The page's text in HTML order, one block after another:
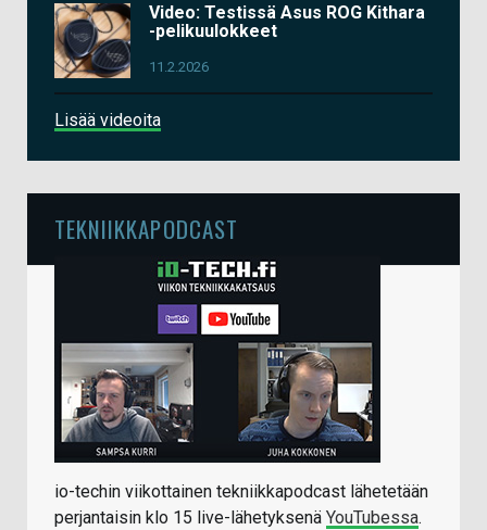
Video: Testissä Asus ROG Kithara
-pelikuulokkeet
11.2.2026
Lisää videoita
TEKNIIKKAPODCAST
io-techin viikottainen tekniikkapodcast lähetetään
perjantaisin klo 15 live-lähetyksenä YouTubessa.